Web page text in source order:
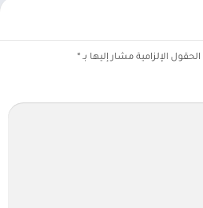
الحقول الإلزامية مشار إليها بـ *